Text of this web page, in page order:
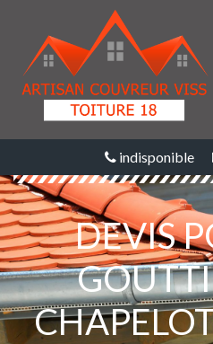
indisponible
DEVIS